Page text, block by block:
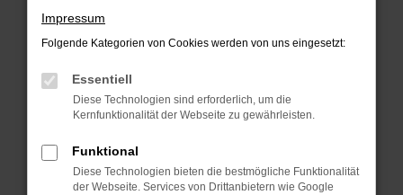
Überprüfe deine Firewall und deine
Internetverbindung.
deine Suchmaschine?
Prüfe deine Browsererweiterungen.
können das Laden bestimmter Seiten
verhindern. Funktioniert die Seite in einem
Impressum
Folgende Kategorien von Cookies werden von uns eingesetzt:
Essentiell
Diese Technologien sind erforderlich, um die
Kernfunktionalität der Webseite zu gewährleisten.
Funktional
Diese Technologien bieten die bestmögliche Funktionalität
der Webseite. Services von Drittanbietern wie Google